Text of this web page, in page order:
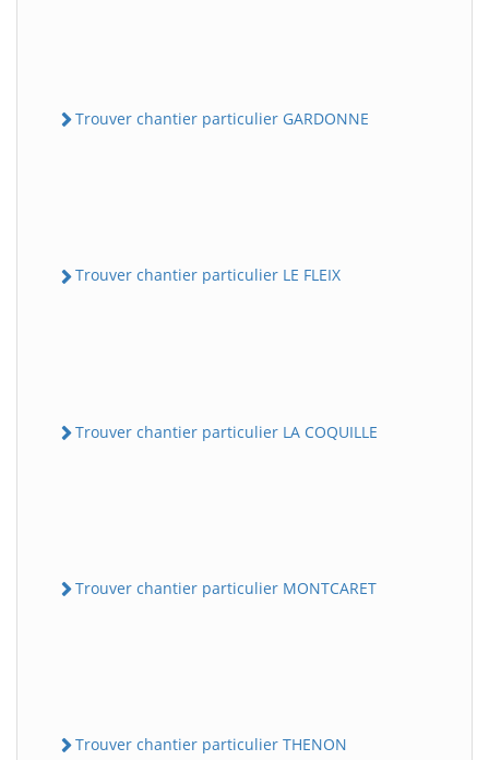
Trouver chantier particulier GARDONNE
Trouver chantier particulier LE FLEIX
Trouver chantier particulier LA COQUILLE
Trouver chantier particulier MONTCARET
Trouver chantier particulier THENON